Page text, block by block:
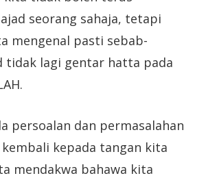
seorang sahaja, tetapi
mengenal pasti sebab-
tidak lagi gentar hatta pada
persoalan dan permasalahan
kepada tangan kita
mendakwa bahawa kita